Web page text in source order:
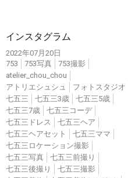
インスタグラム
2022年07月20日
753
753写真
753撮影
atelier_chou_chou
アトリエシュシュ
フォトスタジオ
七五三
七五三3歳
七五三5歳
七五三7歳
七五三コーデ
七五三ドレス
七五三ヘア
七五三ヘアセット
七五三ママ
七五三ロケーション撮影
七五三写真
七五三前撮り
七五三後撮り
七五三撮影